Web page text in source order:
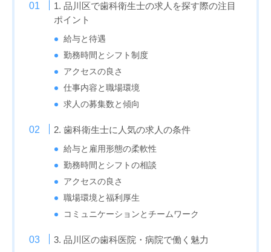
1. 品川区で歯科衛生士の求人を探す際の注目
ポイント
給与と待遇
勤務時間とシフト制度
アクセスの良さ
仕事内容と職場環境
求人の募集数と傾向
2. 歯科衛生士に人気の求人の条件
給与と雇用形態の柔軟性
勤務時間とシフトの相談
アクセスの良さ
職場環境と福利厚生
コミュニケーションとチームワーク
3. 品川区の歯科医院・病院で働く魅力